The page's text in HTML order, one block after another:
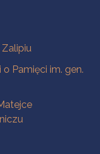
Zalipiu
Pamięci im. gen.